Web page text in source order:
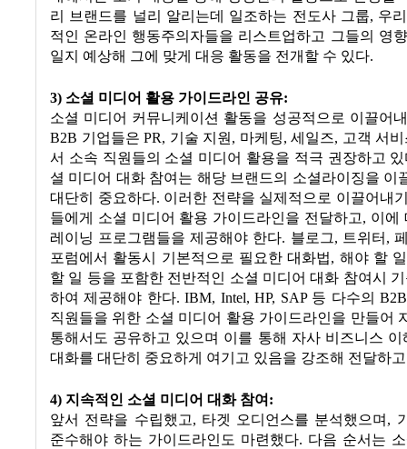
리 브랜드를 널리 알리는데 일조하는 전도사 그룹, 우
적인 온라인 행동주의자들을 리스트업하고 그들의 영
일지 예상해 그에 맞게 대응 활동을 전개할 수 있다.
3) 소셜 미디어 활용 가이드라인 공유:
소셜 미디어 커뮤니케이션 활동을 성공적으로 이끌어
B2B 기업들은 PR, 기술 지원, 마케팅, 세일즈, 고객 서
서 소속 직원들의 소셜 미디어 활용을 적극 권장하고
셜 미디어 대화 참여는 해당 브랜드의 소셜라이징을 이
대단히 중요하다. 이러한 전략을 실제적으로 이끌어내
들에게 소셜 미디어 활용 가이드라인을 전달하고, 이에
레이닝 프로그램들을 제공해야 한다. 블로그, 트위터,
포럼에서 활동시 기본적으로 필요한 대화법, 해야 할
할 일 등을 포함한 전반적인 소셜 미디어 대화 참여시
하여 제공해야 한다. IBM, Intel, HP, SAP 등 다수의
직원들을 위한 소셜 미디어 활용 가이드라인을 만들어
통해서도 공유하고 있으며 이를 통해 자사 비즈니스 이
대화를 대단히 중요하게 여기고 있음을 강조해 전달하
4) 지속적인 소셜 미디어 대화 참여:
앞서 전략을 수립했고, 타겟 오디언스를 분석했으며,
준수해야 하는 가이드라인도 마련했다. 다음 순서는